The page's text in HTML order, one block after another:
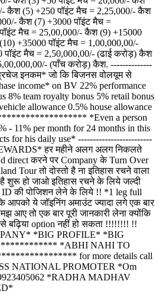
कैश (5) +250 पॉइंट मैच = 2,25,000/- कैश
कैश (7) +3000 पॉइंट मैच =
मैच = 25,00,000/- कैश (9) +15000
+35000 पॉइंट मैच = 1,00,000,00/-
मैच = 2,50,000,00/- (ढाई करोड़) कैश
(पाँच करोड़) कैश. --------------
इनकम* जो कि बिजनस वोलयूम से
income* on BV 22% performance
8% team royalty bonus 5% retail bonus
allowance 0.5% house allowance
*Even a person
- 11% per month for 24 months in this
for his daily use* -------------------------
हर महीने अलग अलग निकलते
direct करने पर Company के Turn Over
Tour तो दोस्तो है ना इतिहास रचने वाला
है शुरू हो जाओ इतिहास रचने के लिये जल्दी
की पोजिशन लेने के लिये !! *1 leg full
आपको ये जॉइनिंग अमाउंट ज्यादा लगे एक बार
आए तो एक बार पूरी जानकारी लेना क्योंकि
option नहीं हो सकता !!!!!!!! !!
*BIG PROFILE* *BIG
*ABHI NAHI TO
for more details call
NATIONAL PROMOTER *Om
*RADHA MADHAV